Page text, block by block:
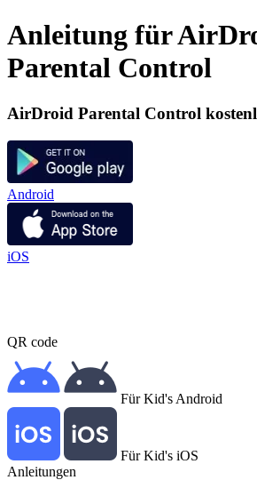
Anleitung für
Parental Control
AirDroid Parental Control
Android
iOS
QR code
Für Kid's Android
Für Kid's iOS
Anleitungen